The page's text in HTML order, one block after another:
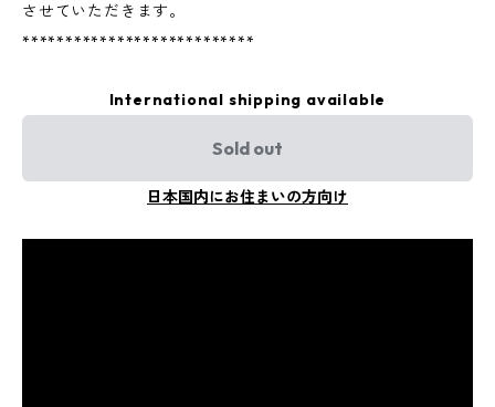
させていただきます。
***************************
International shipping available
Sold out
日本国内にお住まいの方向け